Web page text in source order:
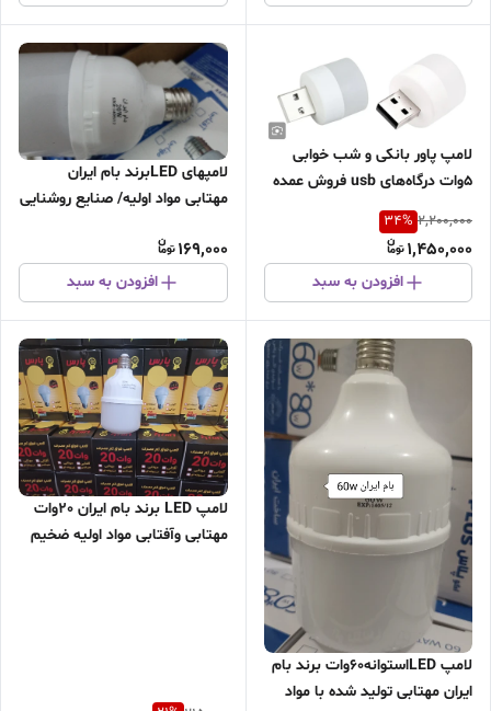
های صنعتی/فروش عمده قیمت
لامپ پاور بانکی و شب خوابی
5وات درگاه‌های usb فروش عمده
2,200,000
34%
1,450,000
افزودن به سبد
لامپهای LEDبرند بام ایران
مهتابی مواد اولیه/ صنایع روشنایی
وجزئی/
169,000
افزودن به سبد
لامپ LEDاستوانه60وات برند بام
ایران مهتابی تولید شده با مواد
لامپ LED برند بام ایران 20وات
مهتابی وآفتابی مواد اولیه ضخیم